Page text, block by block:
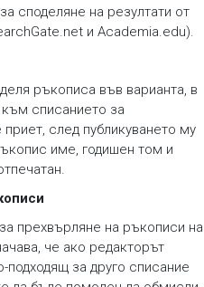
споделяне на резултати от
и Academia.edu).
ръкописа във варианта, в
списанието за
след публикуването му
име, годишен том и
прехвърляне на ръкописи на
че ако редакторът
за друго списание